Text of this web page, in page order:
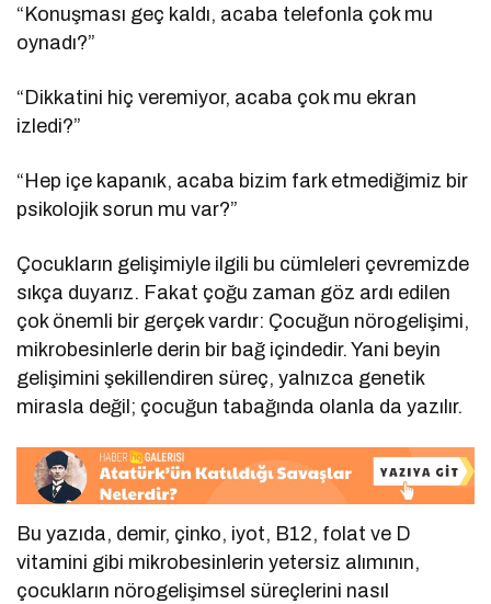
“Konuşması geç kaldı, acaba telefonla çok mu
oynadı?”
“Dikkatini hiç veremiyor, acaba çok mu ekran
izledi?”
“Hep içe kapanık, acaba bizim fark etmediğimiz bir
psikolojik sorun mu var?”
Çocukların gelişimiyle ilgili bu cümleleri çevremizde
sıkça duyarız. Fakat çoğu zaman göz ardı edilen
çok önemli bir gerçek vardır: Çocuğun nörogelişimi,
mikrobesinlerle derin bir bağ içindedir. Yani beyin
gelişimini şekillendiren süreç, yalnızca genetik
mirasla değil; çocuğun tabağında olanla da yazılır.
Bu yazıda, demir, çinko, iyot, B12, folat ve D
vitamini gibi mikrobesinlerin yetersiz alımının,
çocukların nörogelişimsel süreçlerini nasıl